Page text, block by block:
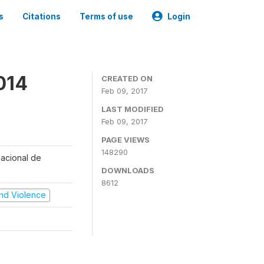
Citations Terms of use Login
de
Violence
CREATED ON
Feb 09, 2017
LAST MODIFIED
Feb 09, 2017
PAGE VIEWS
148290
DOWNLOADS
8612